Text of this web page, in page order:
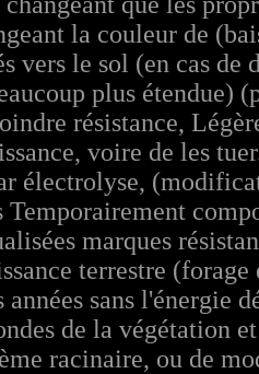
la couleur de
vers le sol (en cas
plus
résistance,
voire de les
électrolyse,
Temporairement
marques
terrestre
sans l'énergie
de la végétation
racinaire, ou de